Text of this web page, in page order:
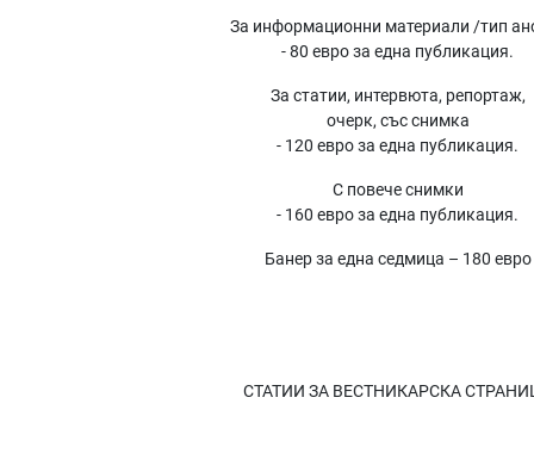
За информационни материали /тип
- 80 евро за една публикация.
За статии, интервюта, репортаж,
очерк, със снимка
- 120 евро за една публикация.
С повече снимки
- 160 евро за една публикация.
Банер за една седмица – 180 евро
СТАТИИ ЗА ВЕСТНИКАРСКА